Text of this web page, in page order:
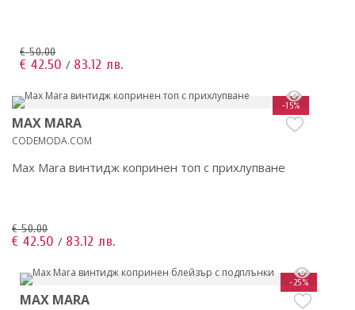
€ 50.00
€ 42.50 / 83.12 лв.
-15%
MAX MARA
CODEMODA.COM
Max Mara винтидж копринен топ с прихлупване
€ 50.00
€ 42.50 / 83.12 лв.
-25%
MAX MARA